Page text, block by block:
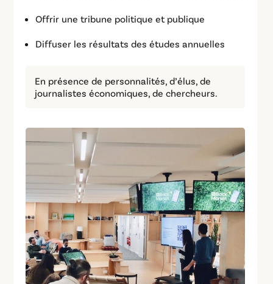
Offrir une tribune politique et publique
Diffuser les résultats des études annuelles
En présence de personnalités, d’élus, de
journalistes économiques, de chercheurs.